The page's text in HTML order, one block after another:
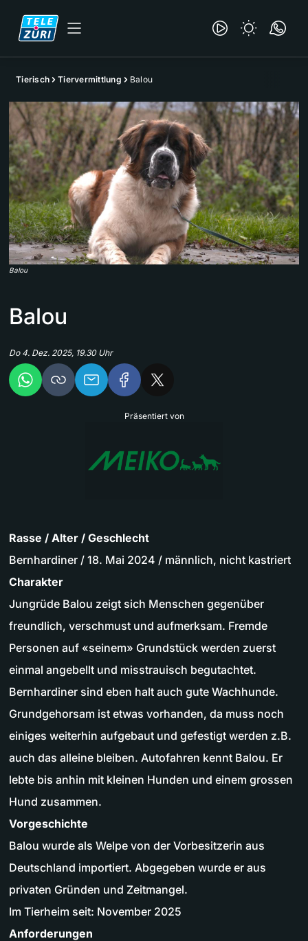
Tierisch Tiervermittlung Balou
Balou
Balou
Do 4. Dez. 2025, 19.30 Uhr
Präsentiert von
Rasse / Alter / Geschlecht
Bernhardiner / 18. Mai 2024 / männlich, nicht kastriert
Charakter
Jungrüde Balou zeigt sich Menschen gegenüber
freundlich, verschmust und aufmerksam. Fremde
Personen auf «seinem» Grundstück werden zuerst
einmal angebellt und misstrauisch begutachtet.
Bernhardiner sind eben halt auch gute Wachhunde.
Grundgehorsam ist etwas vorhanden, da muss noch
einiges weiterhin aufgebaut und gefestigt werden z.B.
auch das alleine bleiben. Autofahren kennt Balou. Er
lebte bis anhin mit kleinen Hunden und einem grossen
Hund zusammen.
Vorgeschichte
Balou wurde als Welpe von der Vorbesitzerin aus
Deutschland importiert. Abgegeben wurde er aus
privaten Gründen und Zeitmangel.
Im Tierheim seit: November 2025
Anforderungen